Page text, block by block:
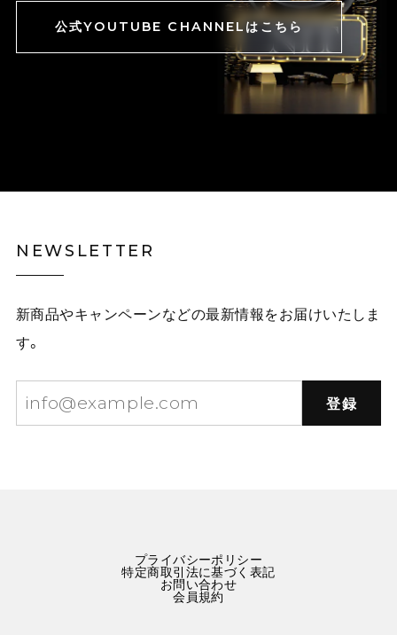
公式YOUTUBE CHANNELはこちら
NEWSLETTER
新商品やキャンペーンなどの最新情報をお届けいたしま
す。
登録
プライバシーポリシー
特定商取引法に基づく表記
お問い合わせ
会員規約